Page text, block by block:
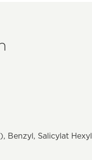
Benzyl, Salicylat Hexyl